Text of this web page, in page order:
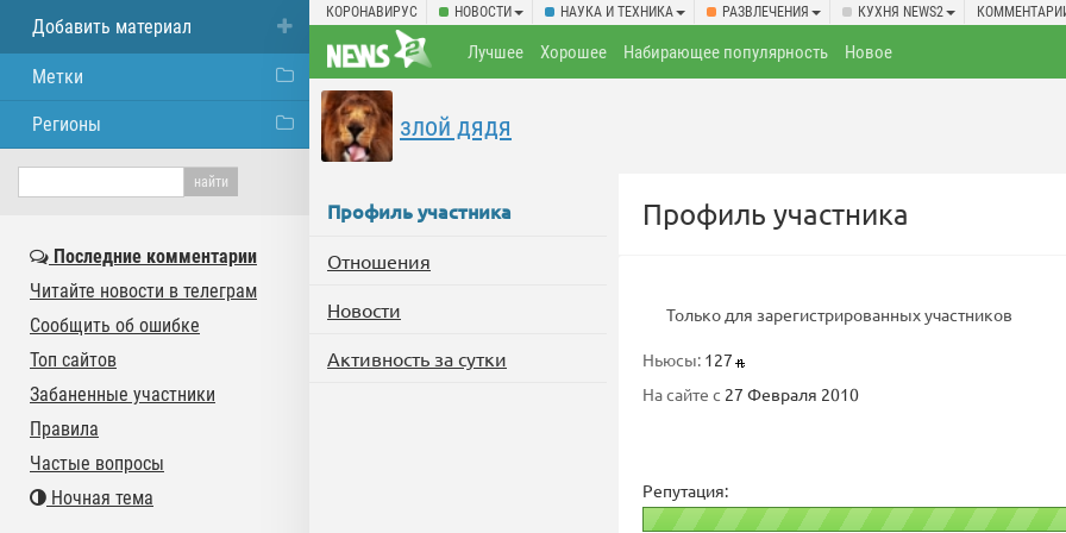
КОРОНАВИРУС НОВОСТИ НАУКА И ТЕХНИКА РАЗВЛЕЧЕНИЯ КУХНЯ NEWS2
Лучшее Хорошее Набирающее популярность Новое
злой дядя
Профиль участника
Отношения
Новости
Активность за сутки
Профиль участника
Только для зарегистрированных участников
Ньюсы: 127
На сайте с 27 Февраля 2010
Репутация:
Добавить материал
Метки
Регионы
Последние комментарии
Читайте новости в телеграм
Сообщить об ошибке
Топ сайтов
Забаненные участники
Правила
Частые вопросы
Ночная тема